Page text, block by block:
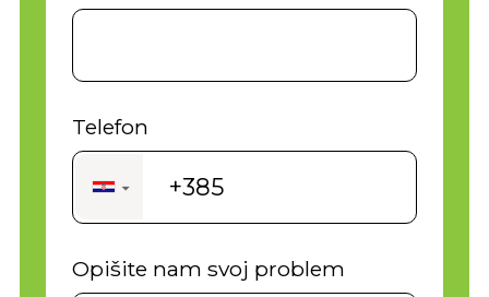
Telefon
▼ +385
Opišite nam svoj problem